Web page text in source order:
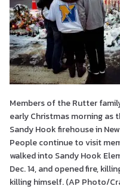
Members of the Rutter
early Christmas morning as
Sandy Hook firehouse in
People continue to visit
walked into Sandy Hook
Dec. 14, and opened fire,
killing himself. (AP Photo/